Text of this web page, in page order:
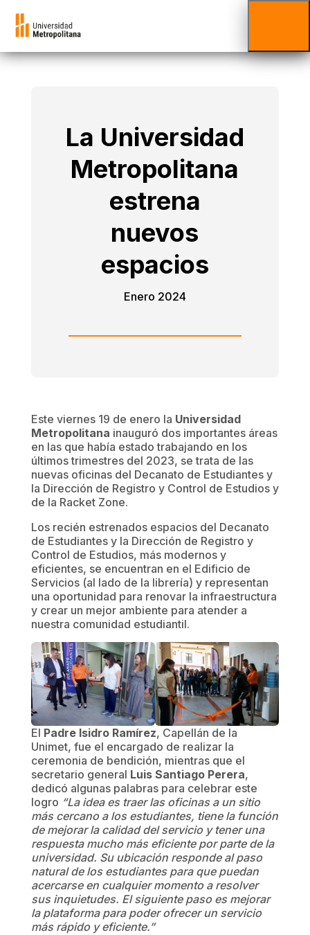
La Universidad
Metropolitana
estrena
nuevos
espacios
Enero 2024
Este viernes 19 de enero la Universidad
Metropolitana inauguró dos importantes áreas
en las que había estado trabajando en los
últimos trimestres del 2023, se trata de las
nuevas oficinas del Decanato de Estudiantes y
la Dirección de Registro y Control de Estudios y
de la Racket Zone.
Los recién estrenados espacios del Decanato
de Estudiantes y la Dirección de Registro y
Control de Estudios, más modernos y
eficientes, se encuentran en el Edificio de
Servicios (al lado de la librería) y representan
una oportunidad para renovar la infraestructura
y crear un mejor ambiente para atender a
nuestra comunidad estudiantil.
El Padre Isidro Ramírez, Capellán de la
Unimet, fue el encargado de realizar la
ceremonia de bendición, mientras que el
secretario general Luis Santiago Perera,
dedicó algunas palabras para celebrar este
logro “La idea es traer las oficinas a un sitio
más cercano a los estudiantes, tiene la función
de mejorar la calidad del servicio y tener una
respuesta mucho más eficiente por parte de la
universidad. Su ubicación responde al paso
natural de los estudiantes para que puedan
acercarse en cualquier momento a resolver
sus inquietudes. El siguiente paso es mejorar
la plataforma para poder ofrecer un servicio
más rápido y eficiente.”